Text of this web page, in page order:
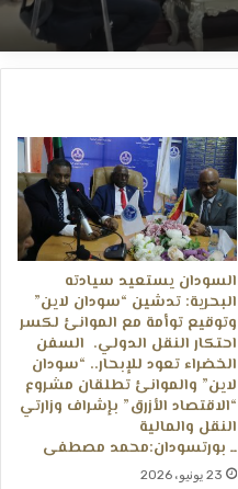
السودان يستعيد سيادته
البحرية: تدشين “سودان لاين”
وتوقيع توأمة مع الموانئ لكسر
احتكار النقل الدولي. ​ السفن
الخضراء تعود للإبحار.. “سودان
لاين” والموانئ تطلقان مشروع
“الاقتصاد الأزرق” بإشراف وزارتي
النقل والمالية
ــ بورتسودان:محمد مصطفى
23 يونيو، 2026